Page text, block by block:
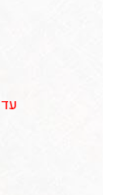
עד 12 תשלומים ללא ריבית